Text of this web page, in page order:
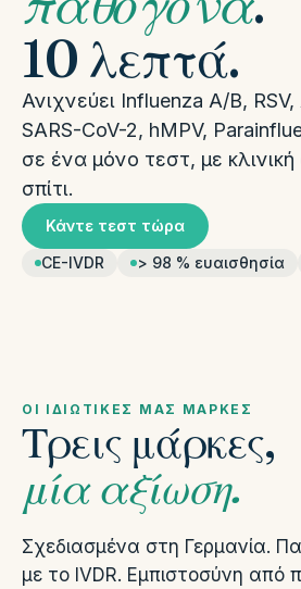
10 λεπτά.
Ανιχνεύει Influenza A/B,
SARS-CoV-2, hMPV,
σε ένα μόνο τεστ, με κλινική
σπίτι.
Κάντε τεστ τώρα
CE-IVDR
> 98 % ευαισθησία
ΟΙ ΙΔΙΩΤΙΚΈΣ ΜΑΣ ΜΆΡΚΕΣ
Τρεις μάρκες,
μία αξίωση.
Σχεδιασμένα στη Γερμανία.
με το IVDR. Εμπιστοσύνη